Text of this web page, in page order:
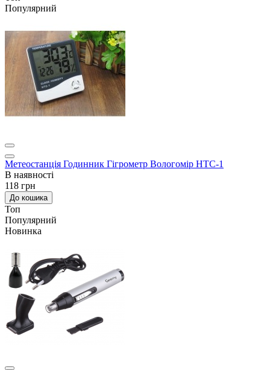
Популярний
Метеостанція Годинник Гігрометр Вологомір HTC-1
В наявності
118 грн
До кошика
Топ
Популярний
Новинка